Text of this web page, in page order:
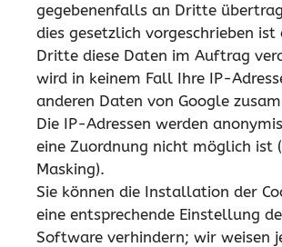
gegebenenfalls an Dritte
dies gesetzlich vorgeschrieben
Dritte diese Daten im Auftrag
wird in keinem Fall Ihre IP-
anderen Daten von Google
Die IP-Adressen werden
eine Zuordnung nicht möglich ist
Masking).
Sie können die Installation der
eine entsprechende Einstellung
Software verhindern; wir weisen